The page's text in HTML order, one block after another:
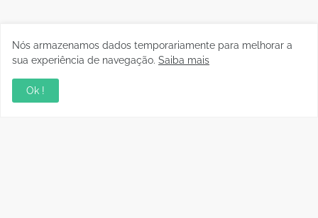
Nós armazenamos dados temporariamente para melhorar a
sua experiência de navegação. Saiba mais
Ok !